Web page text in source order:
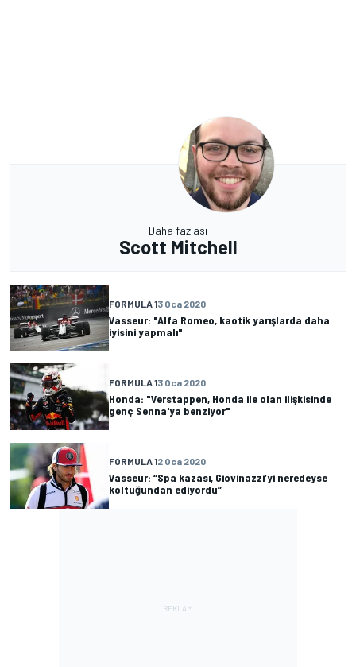
Daha fazlası
Scott Mitchell
FORMULA 13 Oca 2020
Vasseur: "Alfa Romeo, kaotik yarışlarda daha
iyisini yapmalı"
FORMULA 13 Oca 2020
Honda: "Verstappen, Honda ile olan ilişkisinde
genç Senna'ya benziyor"
FORMULA 12 Oca 2020
Vasseur: “Spa kazası, Giovinazzi’yi neredeyse
koltuğundan ediyordu”